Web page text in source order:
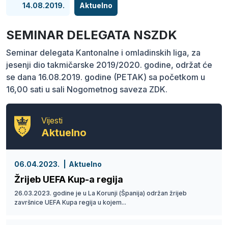
14.08.2019. Aktuelno
SEMINAR DELEGATA NSZDK
Seminar delegata Kantonalne i omladinskih liga, za
jesenji dio takmičarske 2019/2020. godine, održat će
se dana 16.08.2019. godine (PETAK) sa početkom u
16,00 sati u sali Nogometnog saveza ZDK.
Vijesti
Aktuelno
06.04.2023. Aktuelno
Žrijeb UEFA Kup-a regija
26.03.2023. godine je u La Korunji (Španija) održan žrijeb
završnice UEFA Kupa regija u kojem...